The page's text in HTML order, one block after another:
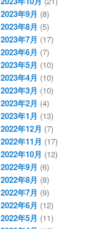
2023年9月 (8)
2023年8月 (5)
2023年7月 (17)
2023年6月 (7)
2023年5月 (10)
2023年4月 (10)
2023年3月 (10)
2023年2月 (4)
2023年1月 (13)
2022年12月 (7)
2022年11月 (17)
2022年10月 (12)
2022年9月 (6)
2022年8月 (8)
2022年7月 (9)
2022年6月 (12)
2022年5月 (11)